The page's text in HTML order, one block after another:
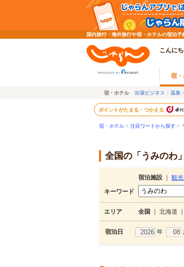
国内旅行・海外旅行や宿・ホテルの宿泊
こんに
宿
宿・ホテル 出張ビジネス 温泉
ポイントがたまる・つかえる
宿・ホテル > 注目ワードから探す >
全国の「うみのわ
宿泊施設 観
キーワード
エリア 全国 北海道
宿泊日 年